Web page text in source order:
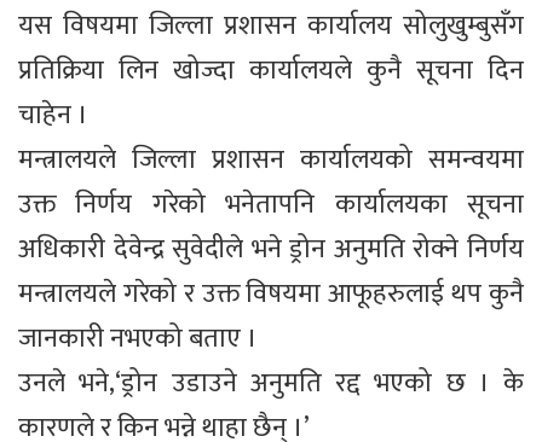
यस विषयमा जिल्ला प्रशासन कार्यालय सोलुखुम्बुसँग
प्रतिक्रिया लिन खोज्दा कार्यालयले कुनै सूचना दिन
चाहेन ।
मन्त्रालयले जिल्ला प्रशासन कार्यालयको समन्वयमा
उक्त निर्णय गरेको भनेतापनि कार्यालयका सूचना
अधिकारी देवेन्द्र सुवेदीले भने ड्रोन अनुमति रोक्ने निर्णय
मन्त्रालयले गरेको र उक्त विषयमा आफूहरुलाई थप कुनै
जानकारी नभएको बताए ।
उनले भने,‘ड्रोन उडाउने अनुमति रद्द भएको छ । के
कारणले र किन भन्ने थाहा छैन् ।’